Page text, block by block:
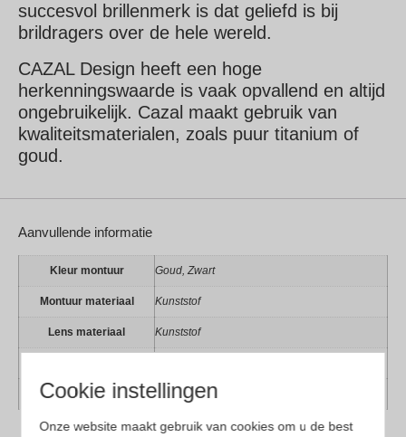
succesvol brillenmerk is dat geliefd is bij
brildragers over de hele wereld.
CAZAL Design heeft een hoge
herkenningswaarde is vaak opvallend en altijd
ongebruikelijk. Cazal maakt gebruik van
kwaliteitsmaterialen, zoals puur titanium of
goud.
Aanvullende informatie
Kleur montuur Goud, Zwart
Montuur materiaal Kunststof
Lens materiaal Kunststof
Vorm Rechthoekig
Cookie instellingen
Onze website maakt gebruik van cookies om u de best